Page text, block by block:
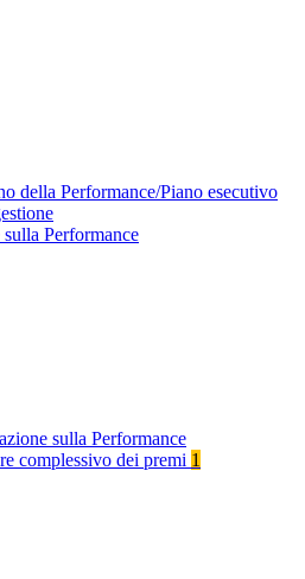
della Performance/Piano esecutivo
Performance
sulla Performance
complessivo dei premi 1